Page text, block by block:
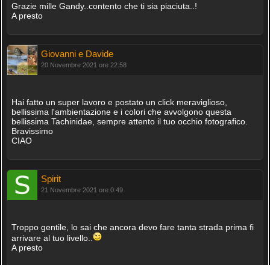
Grazie mille Gandy..contento che ti sia piaciuta..!
A presto
Giovanni e Davide
20 Novembre 2021 ore 22:58
Hai fatto un super lavoro e postato un click meraviglioso,
bellissima l'ambientazione e i colori che avvolgono questa
bellissima Tachinidae, sempre attento il tuo occhio fotografico.
Bravissimo
CIAO
Spirit
21 Novembre 2021 ore 0:49
Troppo gentile, lo sai che ancora devo fare tanta strada prima fi
arrivare al tuo livello..
A presto